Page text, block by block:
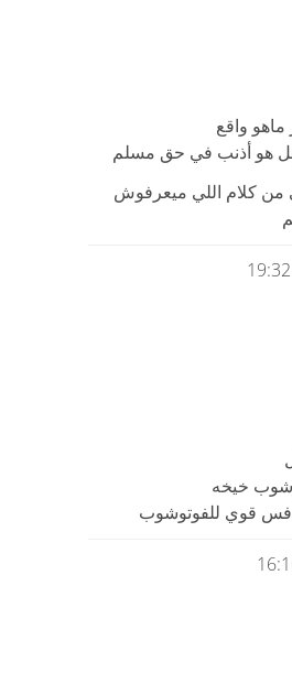
ماهو واقع
هو أذنب في حق مسلم
كلام اللي ميعرفوش
خيخه
قوي للفوتوشوب